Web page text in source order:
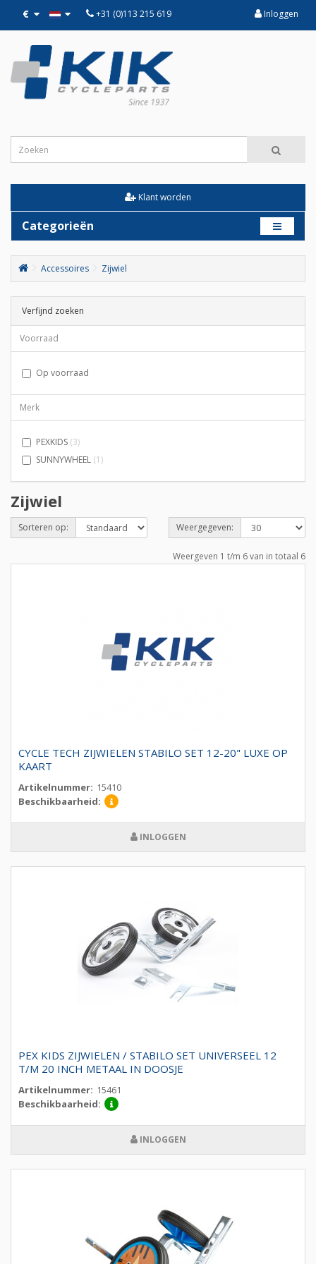
€ +31 (0)113 215 619 Inloggen
Klant worden
Categorieën
Accessoires Zijwiel
Verfijnd zoeken
Voorraad
Op voorraad
Merk
PEXKIDS (3)
SUNNYWHEEL (1)
Zijwiel
Sorteren op: Weergegeven:
Weergeven 1 t/m 6 van in totaal 6
CYCLE TECH ZIJWIELEN STABILO SET 12-20" LUXE OP
KAART
Artikelnummer: 15410
Beschikbaarheid:
INLOGGEN
PEX KIDS ZIJWIELEN / STABILO SET UNIVERSEEL 12
T/M 20 INCH METAAL IN DOOSJE
Artikelnummer: 15461
Beschikbaarheid:
INLOGGEN